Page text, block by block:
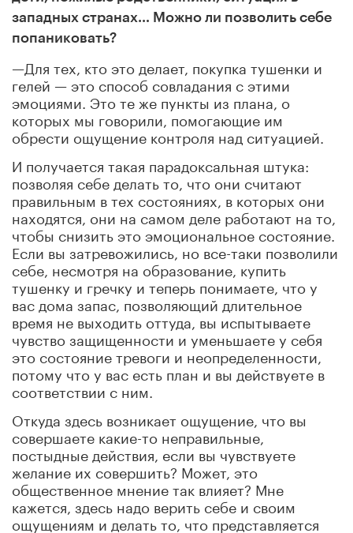
западных странах… Можно ли позволить себе
попаниковать?
—Для тех, кто это делает, покупка тушенки и
гелей — это способ совладания с этими
эмоциями. Это те же пункты из плана, о
которых мы говорили, помогающие им
обрести ощущение контроля над ситуацией.
И получается такая парадоксальная штука:
позволяя себе делать то, что они считают
правильным в тех состояниях, в которых они
находятся, они на самом деле работают на то,
чтобы снизить это эмоциональное состояние.
Если вы затревожились, но все-таки позволили
себе, несмотря на образование, купить
тушенку и гречку и теперь понимаете, что у
вас дома запас, позволяющий длительное
время не выходить оттуда, вы испытываете
чувство защищенности и уменьшаете у себя
это состояние тревоги и неопределенности,
потому что у вас есть план и вы действуете в
соответствии с ним.
Откуда здесь возникает ощущение, что вы
совершаете какие-то неправильные,
постыдные действия, если вы чувствуете
желание их совершить? Может, это
общественное мнение так влияет? Мне
кажется, здесь надо верить себе и своим
ощущениям и делать то, что представляется